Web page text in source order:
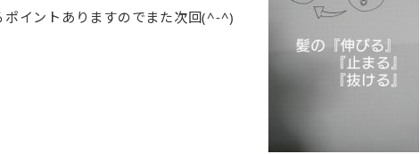
るポイントありますのでまた次回(^-^)